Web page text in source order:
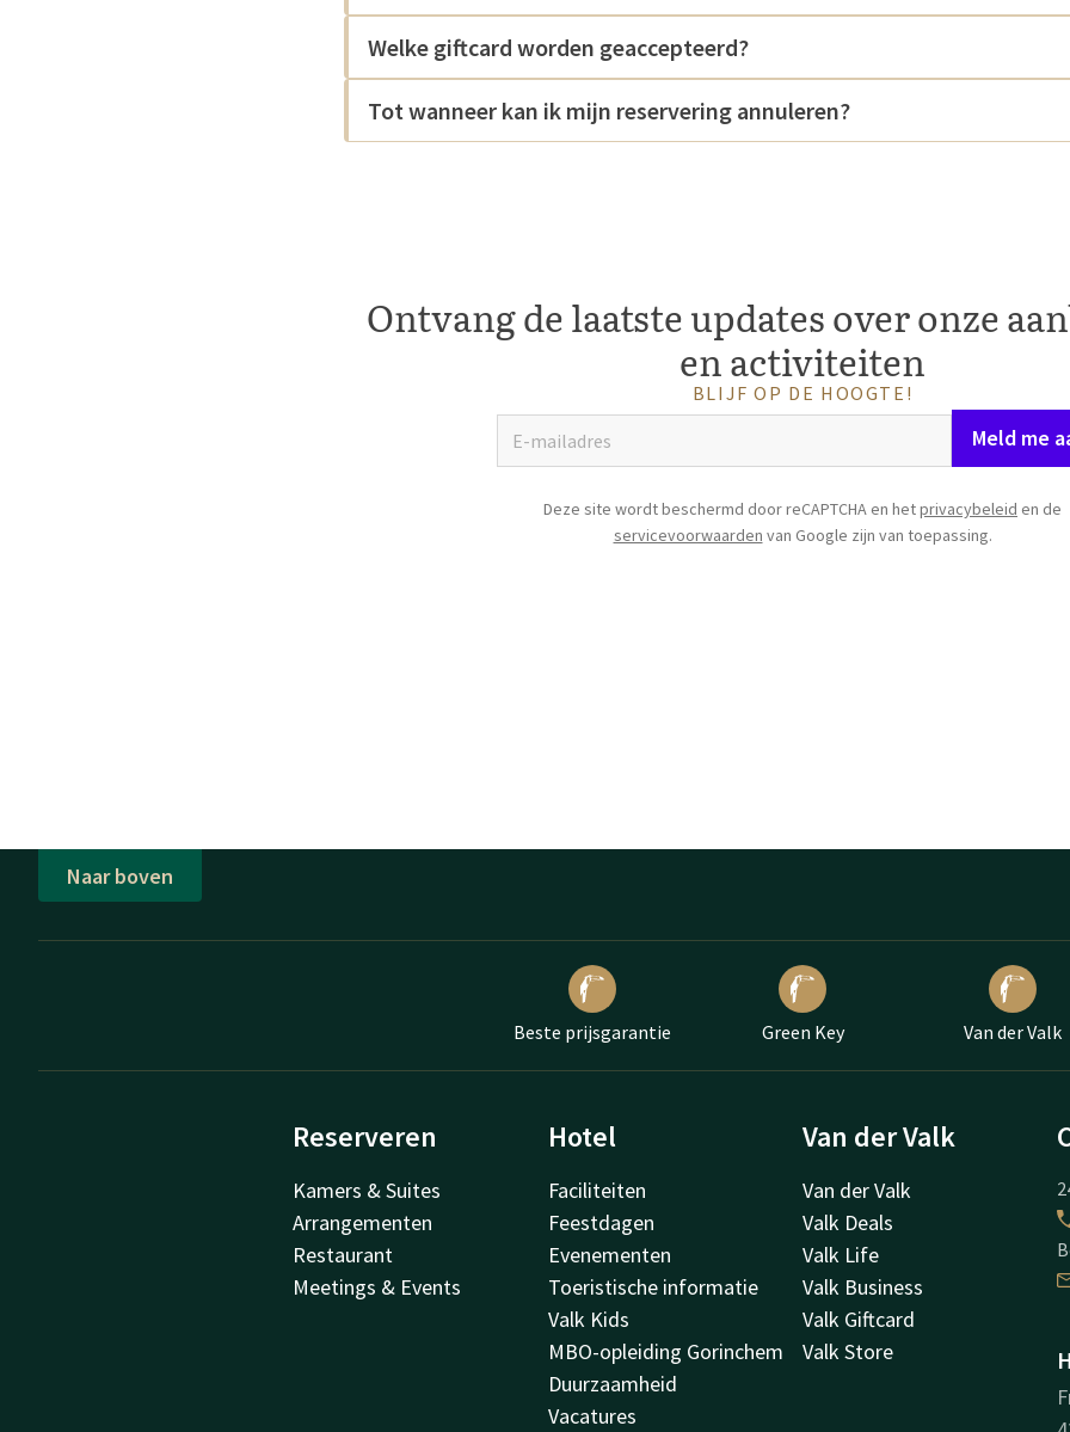
Welke giftcard worden geaccepteerd?
Tot wanneer kan ik mijn reservering annuleren?
Ontvang de laatste updates over onze
en activiteiten
BLIJF OP DE HOOGTE!
Meld me
Deze site wordt beschermd door reCAPTCHA en hetprivacybeleid en de
servicevoorwaarden van Google zijn van toepassing.
Naar boven
Beste prijsgarantie Green Key Van der Valk
Reserveren
Kamers & Suites
Arrangementen
Restaurant
Meetings & Events
Hotel
Faciliteiten
Feestdagen
Evenementen
Toeristische informatie
Valk Kids
MBO-opleiding Gorinchem
Duurzaamheid
Vacatures
Van der Valk
Van der Valk
Valk Deals
Valk Life
Valk Business
Valk Giftcard
Valk Store